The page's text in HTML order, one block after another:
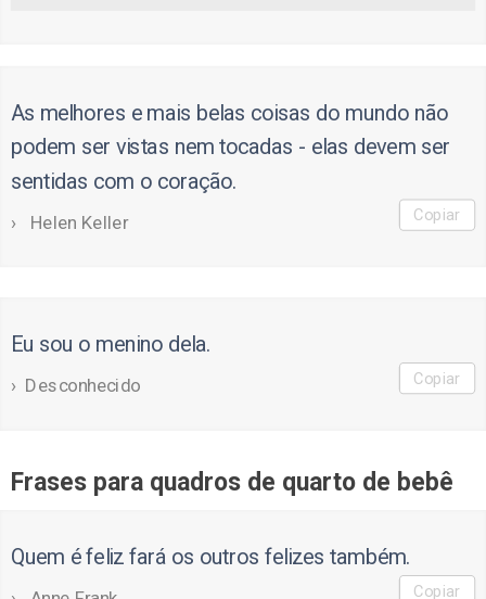
As melhores e mais belas coisas do mundo não
podem ser vistas nem tocadas - elas devem ser
sentidas com o coração.
Helen Keller Copiar
Eu sou o menino dela.
Desconhecido Copiar
Frases para quadros de quarto de bebê
Quem é feliz fará os outros felizes também.
Copiar